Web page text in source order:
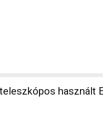
használt